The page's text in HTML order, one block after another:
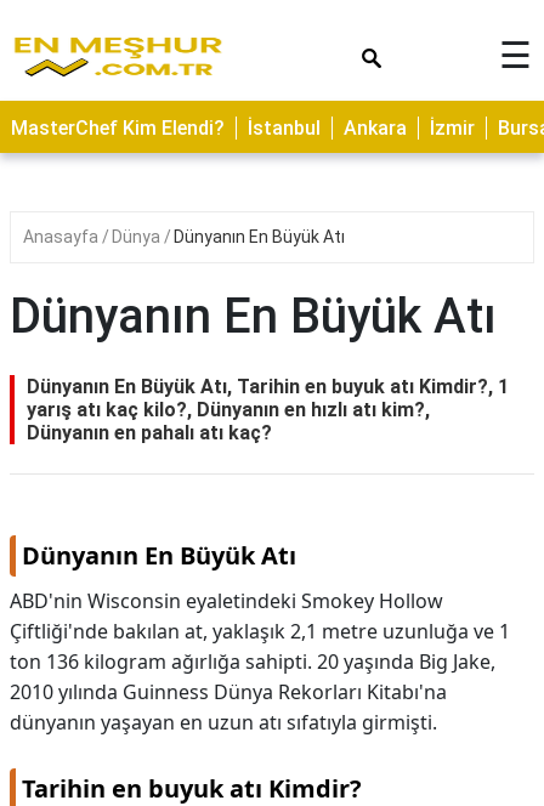
ASTROLOJİ
SAĞLIK
YERLER
NEDİR
İLETİŞİM
☰
MasterChef Kim Elendi? İstanbul Ankara İzmir
Anasayfa Dünya Dünyanın En Büyük Atı
Dünyanın En Büyük Atı
Dünyanın En Büyük Atı, Tarihin en buyuk atı Kimdir?, 1
yarış atı kaç kilo?, Dünyanın en hızlı atı kim?,
Dünyanın en pahalı atı kaç?
Dünyanın En Büyük Atı
ABD'nin Wisconsin eyaletindeki Smokey Hollow
Çiftliği'nde bakılan at, yaklaşık 2,1 metre uzunluğa ve 1
ton 136 kilogram ağırlığa sahipti. 20 yaşında Big Jake,
2010 yılında Guinness Dünya Rekorları Kitabı'na
dünyanın yaşayan en uzun atı sıfatıyla girmişti.
Tarihin en buyuk atı Kimdir?